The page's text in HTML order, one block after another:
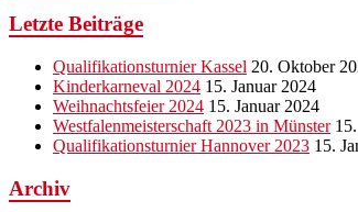
Letzte Beiträge
Qualifikationsturnier Kassel 20. Oktober
Kinderkarneval 2024 15. Januar 2024
Weihnachtsfeier 2024 15. Januar 2024
Westfalenmeisterschaft 2023 in Münster
Qualifikationsturnier Hannover 2023 15.
Archiv